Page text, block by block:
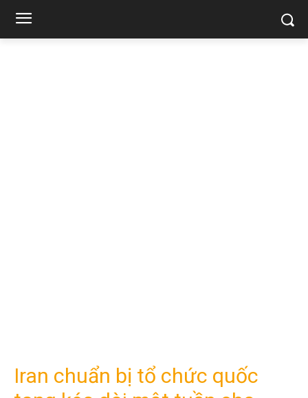
Iran chuẩn bị tổ chức quốc